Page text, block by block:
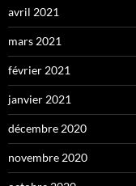
avril 2021
mars 2021
février 2021
janvier 2021
décembre 2020
novembre 2020